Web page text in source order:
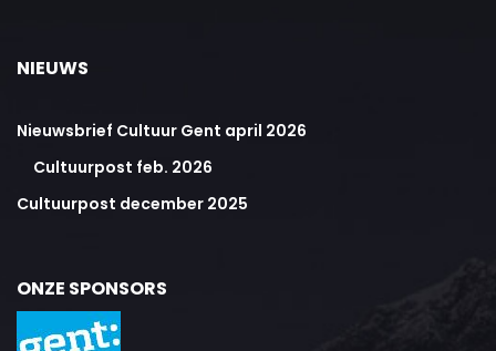
NIEUWS
Nieuwsbrief Cultuur Gent april 2026
Cultuurpost feb. 2026
Cultuurpost december 2025
ONZE SPONSORS